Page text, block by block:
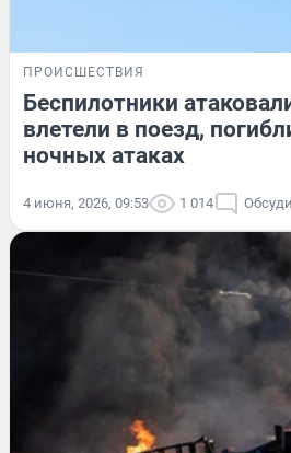
ПРОИСШЕСТВИЯ
Беспилотники
влетели в поезд,
ночных атаках
4 июня, 2026, 09:53 1 014